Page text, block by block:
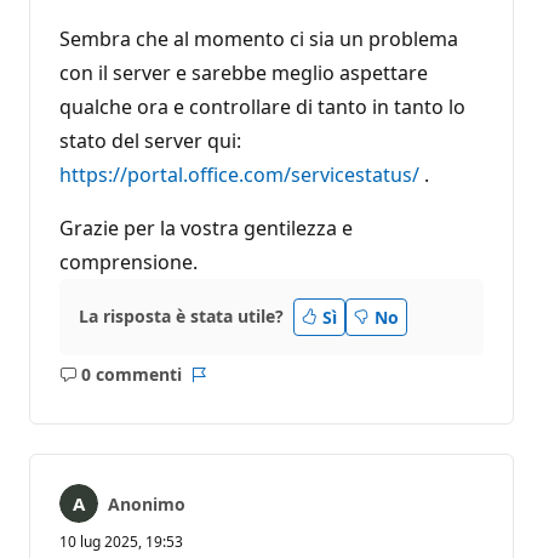
Sembra che al momento ci sia un problema
con il server e sarebbe meglio aspettare
qualche ora e controllare di tanto in tanto lo
stato del server qui:
https://portal.office.com/servicestatus/ .
Grazie per la vostra gentilezza e
comprensione.
La risposta è stata utile? Sì No
0 commenti
Nessun
Anonimo
10 lug 2025, 19:53